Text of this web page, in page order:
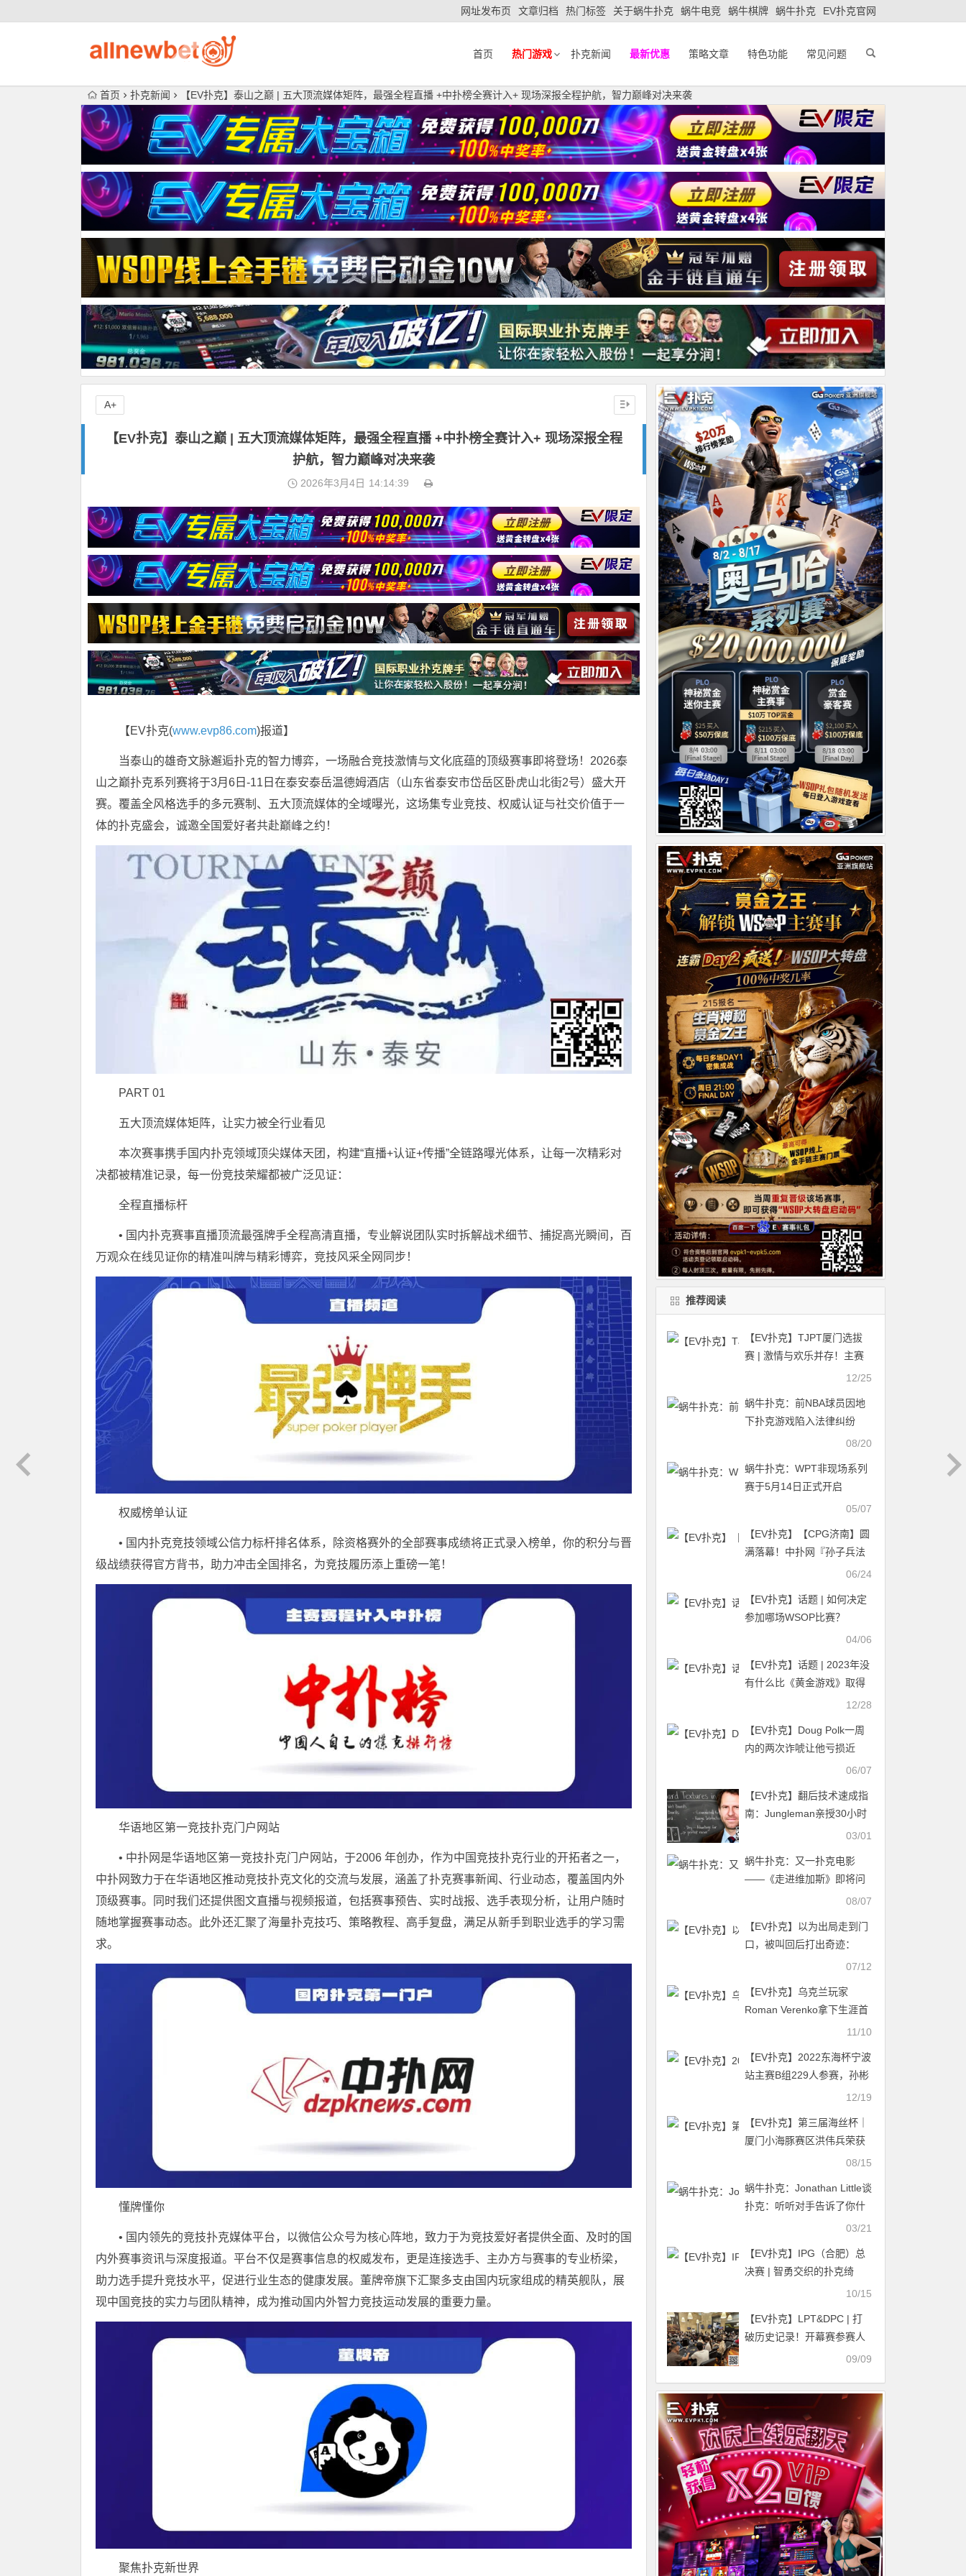
网址发布页 文章归档 热门标签 关于蜗牛扑克 蜗牛电竞 蜗牛棋牌 蜗牛扑克 EV扑克官网
首页 热门游戏 扑克新闻 最新优惠 策略文章 特色功能 常见问题
首页 扑克新闻 【EV扑克】泰山之巅 | 五大顶流媒体矩阵，最强全程直播 +中扑榜全赛计入+ 现场深报全程护航，智力巅峰对决来袭
【EV扑克】泰山之巅 | 五大顶流媒体矩阵，最强全程直播 +中扑榜全赛计入+ 现场深报全程
护航，智力巅峰对决来袭
2026年3月4日 14:14:39
【EV扑克(www.evp86.com)报道】
当泰山的雄奇文脉邂逅扑克的智力博弈，一场融合竞技激情与文化底蕴的顶级赛事即将登场！2026泰
山之巅扑克系列赛将于3月6日-11日在泰安泰岳温德姆酒店（山东省泰安市岱岳区卧虎山北街2号）盛大开
赛。覆盖全风格选手的多元赛制、五大顶流媒体的全域曝光，这场集专业竞技、权威认证与社交价值于一
体的扑克盛会，诚邀全国爱好者共赴巅峰之约！
PART 01
五大顶流媒体矩阵，让实力被全行业看见
本次赛事携手国内扑克领域顶尖媒体天团，构建“直播+认证+传播”全链路曝光体系，让每一次精彩对
决都被精准记录，每一份竞技荣耀都被广泛见证：
全程直播标杆
• 国内扑克赛事直播顶流最强牌手全程高清直播，专业解说团队实时拆解战术细节、捕捉高光瞬间，百
万观众在线见证你的精准叫牌与精彩博弈，竞技风采全网同步！
权威榜单认证
• 国内扑克竞技领域公信力标杆排名体系，除资格赛外的全部赛事成绩将正式录入榜单，你的积分与晋
级战绩获得官方背书，助力冲击全国排名，为竞技履历添上重磅一笔！
华语地区第一竞技扑克门户网站
• 中扑网是华语地区第一竞技扑克门户网站，于2006 年创办，作为中国竞技扑克行业的开拓者之一，
中扑网致力于在华语地区推动竞技扑克文化的交流与发展，涵盖了扑克赛事新闻、行业动态，覆盖国内外
顶级赛事。同时我们还提供图文直播与视频报道，包括赛事预告、实时战报、选手表现分析，让用户随时
随地掌握赛事动态。此外还汇聚了海量扑克技巧、策略教程、高手复盘，满足从新手到职业选手的学习需
求。
懂牌懂你
• 国内领先的竞技扑克媒体平台，以微信公众号为核心阵地，致力于为竞技爱好者提供全面、及时的国
内外赛事资讯与深度报道。平台不仅是赛事信息的权威发布，更是连接选手、主办方与赛事的专业桥梁，
助力选手提升竞技水平，促进行业生态的健康发展。董牌帝旗下汇聚多支由国内玩家组成的精英舰队，展
现中国竞技的实力与团队精神，成为推动国内外智力竞技运动发展的重要力量。
聚焦扑克新世界
A+
推荐阅读
【EV扑克】TJPT厦门选拔
赛 | 激情与欢乐并存！主赛
总参赛人次为1221人次，12/25
蜗牛扑克：前NBA球员因地
下扑克游戏陷入法律纠纷
08/20
蜗牛扑克：WPT非现场系列
赛于5月14日正式开启
05/07
【EV扑克】【CPG济南】圆
满落幕！中扑网『孙子兵法
城队』张春昊夺下主赛个人
援
06/24
【EV扑克】话题 | 如何决定
参加哪场WSOP比赛？
04/06
【EV扑克】话题 | 2023年没
有什么比《黄金游戏》取得
的巨大成功更令人惊讶的了
12/28
【EV扑克】Doug Polk一周
内的两次诈唬让他亏损近
06/07
【EV扑克】翻后技术速成指
南：Jungleman亲授30小时
03/01
蜗牛扑克：又一扑克电影
——《走进维加斯》即将问
08/07
【EV扑克】以为出局走到门
口，被叫回后打出奇迹：
Wesley Fei的WSOP主赛死
07/12
【EV扑克】乌克兰玩家
Roman Verenko拿下生涯首
11/10
【EV扑克】2022东海杯宁波
站主赛B组229人参赛，孙彬
43.5万记分牌领跑62人晋级
12/19
【EV扑克】第三届海丝杯｜
厦门小海豚赛区洪伟兵荣获
08/15
蜗牛扑克：​Jonathan Little谈
扑克：听听对手告诉了你什
03/21
【EV扑克】IPG（合肥）总
决赛 | 智勇交织的扑克绮
梦，开幕赛321人次参赛48
10/15
【EV扑克】LPT&DPC | 打
破历史记录！开幕赛参赛人
数1471人，打破越南各大品
录！
09/09